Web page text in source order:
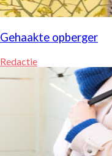
Gehaakte opberger
Redactie